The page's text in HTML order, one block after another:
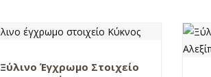
Ξύλινο Έγχρωμο Στοιχείο